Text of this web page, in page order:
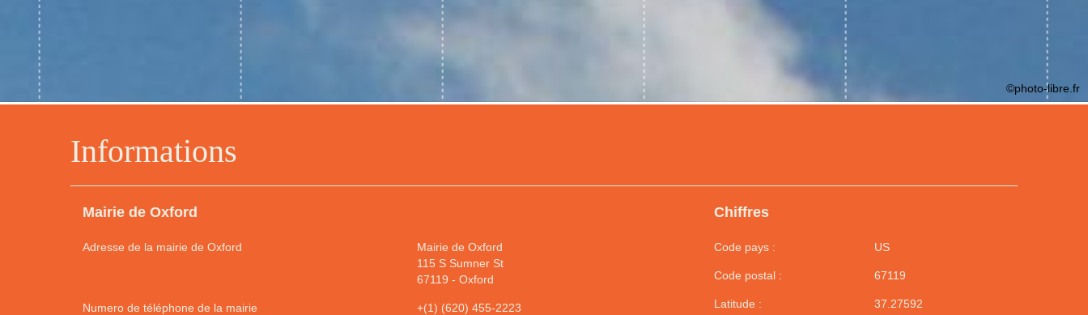
Informations
Mairie de Oxford
Adresse de la mairie de Oxford
Mairie de Oxford
115 S Sumner St
67119 - Oxford
Numero de téléphone de la mairie +(1) (620) 455-2223
Chiffres
Code pays : US
Code postal : 67119
Latitude : 37.27592
©photo-libre.fr